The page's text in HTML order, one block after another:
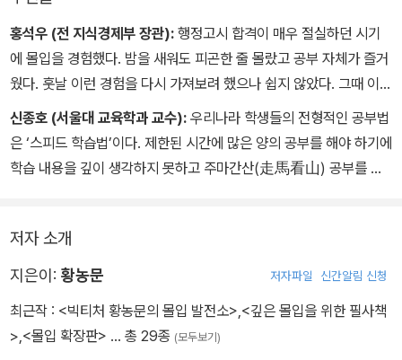
있는 문제‘란 곧 답이 보이지
않는문제, 지적 능력을 넘어선
문제라는 뜻이다.
이런 문제에 포기하지 않고
도전하여 피드백이 없는 상태를
견디고 또 견딘 것이
홍석우 (전 지식경제부 장관): 행정고시 합격이 매우 절실하던 시기
에 몰입을 경험했다. 밤을 새워도 피곤한 줄 몰랐고 공부 자체가 즐거
웠다. 훗날 이런 경험을 다시 가져보려 했으나 쉽지 않았다. 그때 이
책을 알았더라면 몰입적 사고법을 훈련할 수 있었을 텐데 하는 아쉬
움이 남는다. 학업 스트레스 때문에 고민하는 학생들을 비롯해 자신
의 일에 대해 열정이 넘치는 직장인들에게 이 책을 꼭 권하고 싶다.
신종호 (서울대 교육학과 교수): 우리나라 학생들의 전형적인 공부법
은 ‘스피드 학습법’이다. 제한된 시간에 많은 양의 공부를 해야 하기에
학습 내용을 깊이 생각하지 못하고 주마간산(走馬看山) 공부를 해
정한 공부의 해법을 찾을 수 있을 것이다.
저자 소개
지은이: 황농문 저자파일 신간알림 신청
최근작 : <빅티처 황농문의 몰입 발전소>,<깊은 몰입을 위한 필사책
>,<몰입 확장판> … 총 29종 (모두보기)